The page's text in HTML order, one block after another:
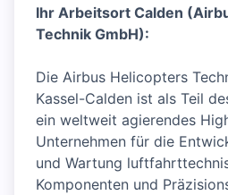
Ihr Arbeitsort Calden
Technik GmbH):
Die Airbus Helicopters
Kassel-Calden ist als Teil
ein weltweit agierendes
Unternehmen für die
und Wartung
Komponenten und